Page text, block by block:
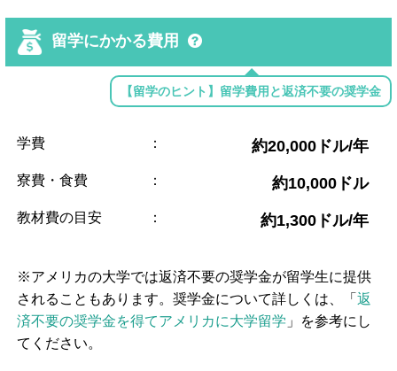
留学にかかる費用
【留学のヒント】留学費用と返済不要の奨学金
学費 ： 約20,000ドル/年
寮費・食費 ： 約10,000ドル
教材費の目安 ： 約1,300ドル/年
※アメリカの大学では返済不要の奨学金が留学生に提供
されることもあります。奨学金について詳しくは、「返
済不要の奨学金を得てアメリカに大学留学 」を参考にし
てください。